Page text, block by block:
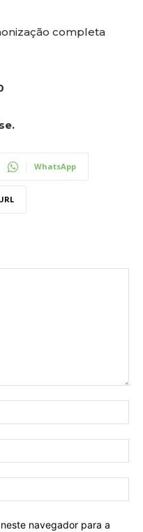
completa
WhatsApp
navegador para a